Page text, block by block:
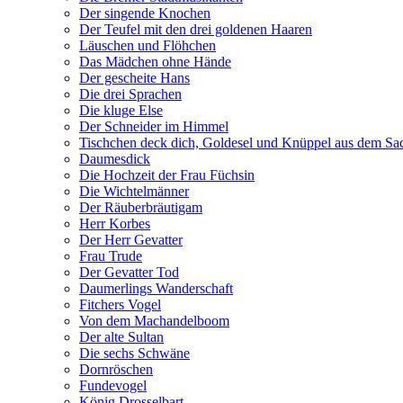
Der singende Knochen
Der Teufel mit den drei goldenen Haaren
Läuschen und Flöhchen
Das Mädchen ohne Hände
Der gescheite Hans
Die drei Sprachen
Die kluge Else
Der Schneider im Himmel
Tischchen deck dich, Goldesel und Knüppel aus dem
Daumesdick
Die Hochzeit der Frau Füchsin
Die Wichtelmänner
Der Räuberbräutigam
Herr Korbes
Der Herr Gevatter
Frau Trude
Der Gevatter Tod
Daumerlings Wanderschaft
Fitchers Vogel
Von dem Machandelboom
Der alte Sultan
Die sechs Schwäne
Dornröschen
Fundevogel